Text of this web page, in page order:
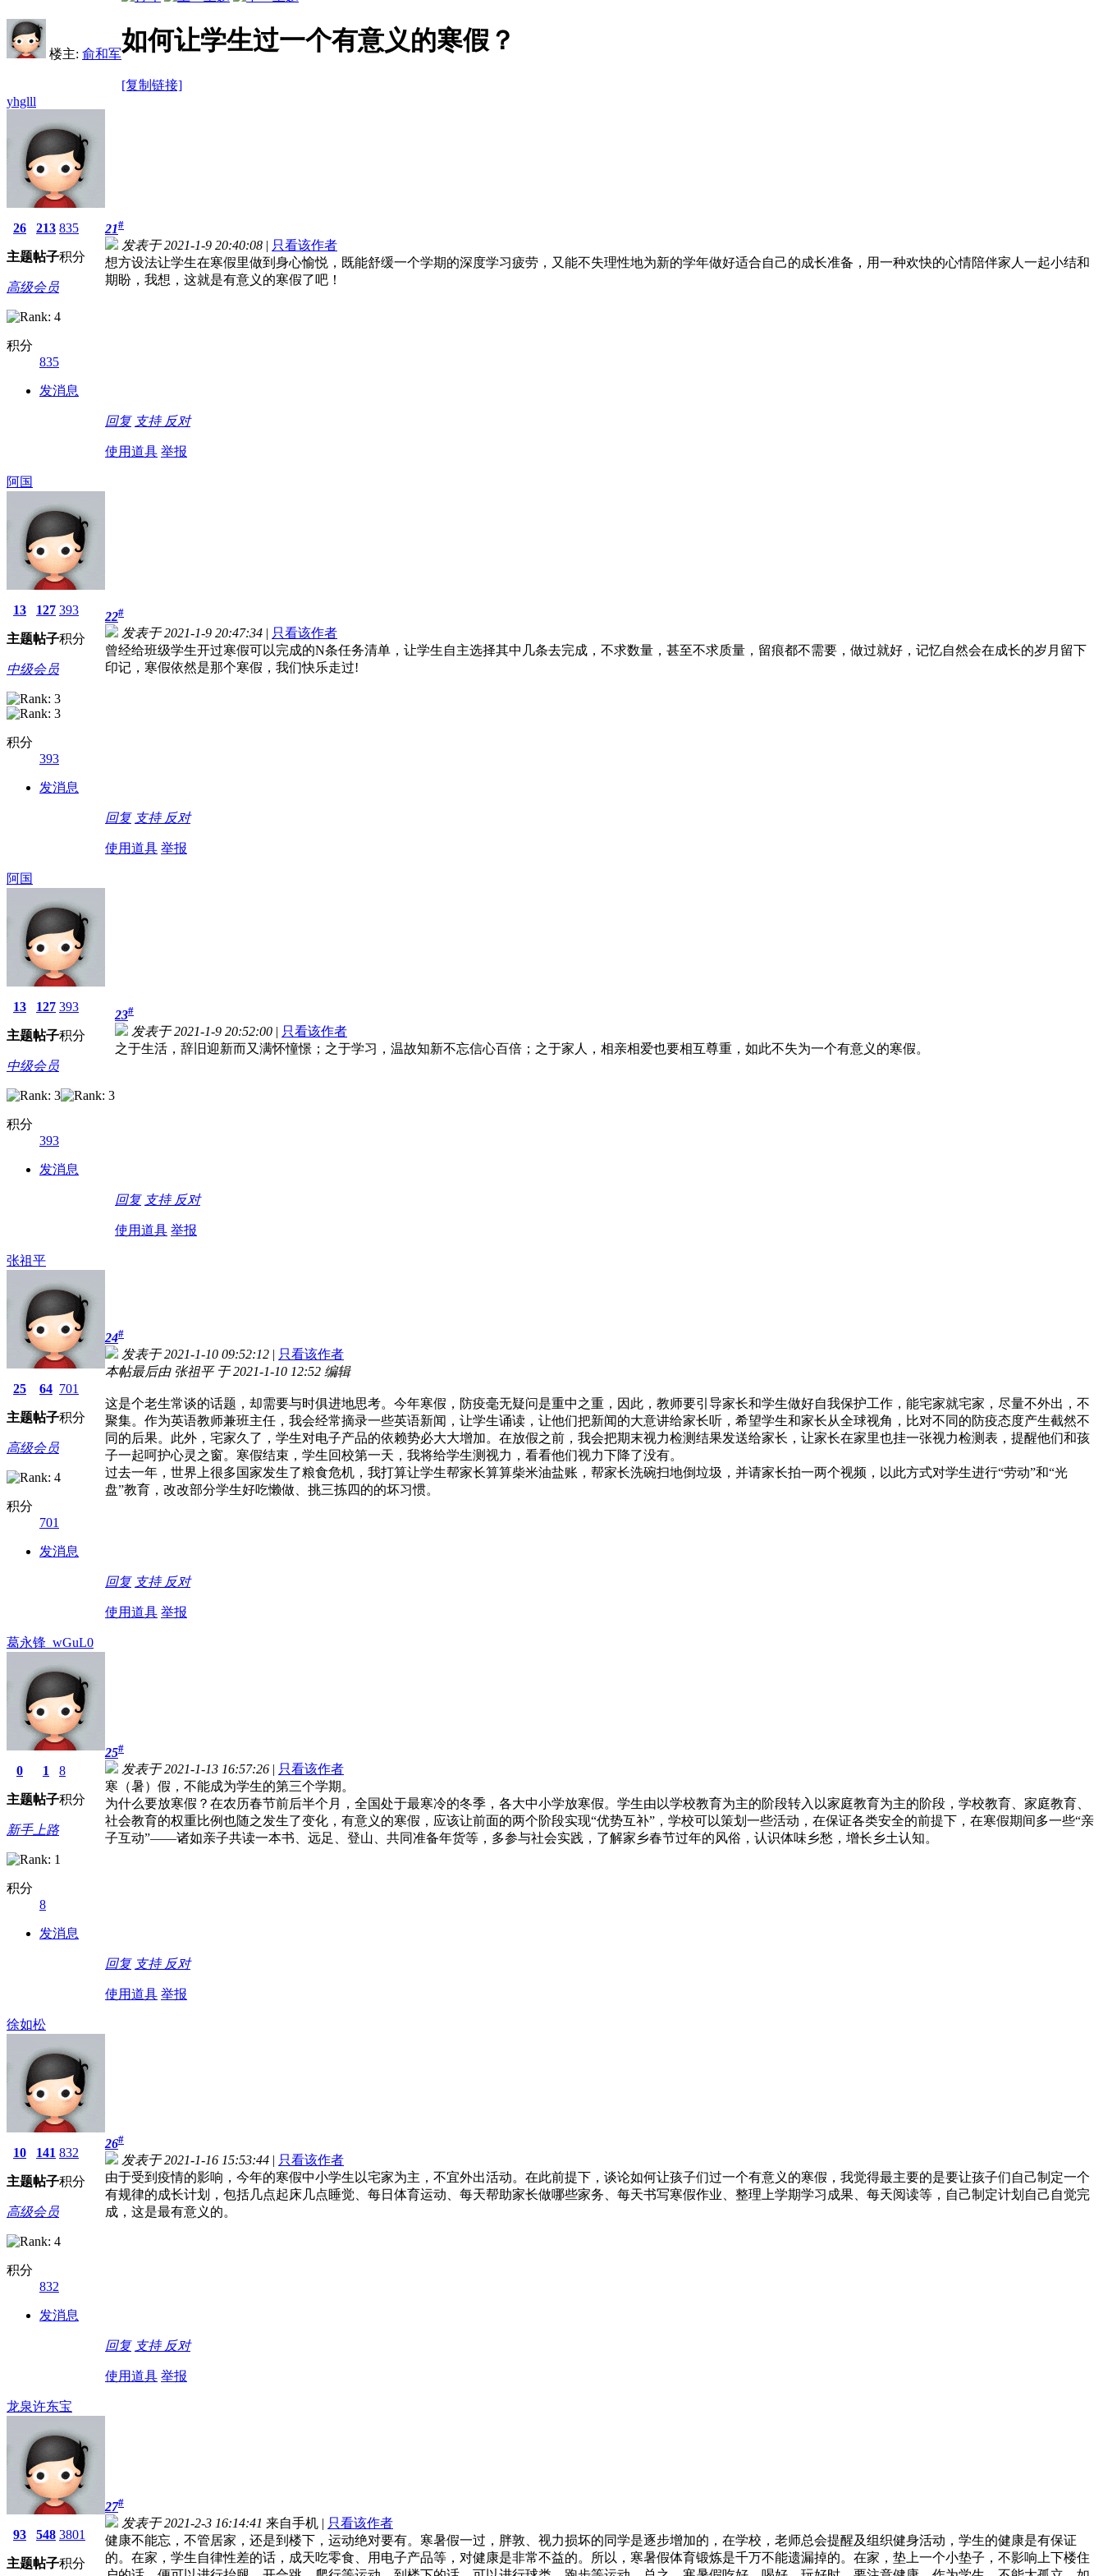
楼主: 俞和军如何让学生过一个有意义的寒假？
[复制链接]
yhglll
26
主题
213
帖子
835
积分
高级会员
积分
835
发消息
21#
发表于 2021-1-9 20:40:08 | 只看该作者
想方设法让学生在寒假里做到身心愉悦，既能舒缓一个学期的深度学习疲劳，又能不失理性地为新的学年做好适合自己的成长准备，用一种欢快的心情陪伴家人一起小结和
期盼，我想，这就是有意义的寒假了吧！
回复 支持 反对
使用道具 举报
阿国
13
主题
127
帖子
393
积分
中级会员
积分
393
发消息
22#
发表于 2021-1-9 20:47:34 | 只看该作者
曾经给班级学生开过寒假可以完成的N条任务清单，让学生自主选择其中几条去完成，不求数量，甚至不求质量，留痕都不需要，做过就好，记忆自然会在成长的岁月留下
印记，寒假依然是那个寒假，我们快乐走过!
回复 支持 反对
使用道具 举报
阿国
13
主题
127
帖子
393
积分
中级会员
积分
393
发消息
23#
发表于 2021-1-9 20:52:00 | 只看该作者
之于生活，辞旧迎新而又满怀憧憬；之于学习，温故知新不忘信心百倍；之于家人，相亲相爱也要相互尊重，如此不失为一个有意义的寒假。
回复 支持 反对
使用道具 举报
张祖平
25
主题
64
帖子
701
积分
高级会员
积分
701
发消息
24#
发表于 2021-1-10 09:52:12 | 只看该作者
本帖最后由 张祖平 于 2021-1-10 12:52 编辑
这是个老生常谈的话题，却需要与时俱进地思考。今年寒假，防疫毫无疑问是重中之重，因此，教师要引导家长和学生做好自我保护工作，能宅家就宅家，尽量不外出，不
聚集。作为英语教师兼班主任，我会经常摘录一些英语新闻，让学生诵读，让他们把新闻的大意讲给家长听，希望学生和家长从全球视角，比对不同的防疫态度产生截然不
同的后果。此外，宅家久了，学生对电子产品的依赖势必大大增加。在放假之前，我会把期末视力检测结果发送给家长，让家长在家里也挂一张视力检测表，提醒他们和孩
子一起呵护心灵之窗。寒假结束，学生回校第一天，我将给学生测视力，看看他们视力下降了没有。
过去一年，世界上很多国家发生了粮食危机，我打算让学生帮家长算算柴米油盐账，帮家长洗碗扫地倒垃圾，并请家长拍一两个视频，以此方式对学生进行“劳动”和“光
盘”教育，改改部分学生好吃懒做、挑三拣四的的坏习惯。
回复 支持 反对
使用道具 举报
葛永锋_wGuL0
0
主题
1
帖子
8
积分
新手上路
积分
8
发消息
25#
发表于 2021-1-13 16:57:26 | 只看该作者
寒（暑）假，不能成为学生的第三个学期。
为什么要放寒假？在农历春节前后半个月，全国处于最寒冷的冬季，各大中小学放寒假。学生由以学校教育为主的阶段转入以家庭教育为主的阶段，学校教育、家庭教育、
社会教育的权重比例也随之发生了变化，有意义的寒假，应该让前面的两个阶段实现“优势互补”，学校可以策划一些活动，在保证各类安全的前提下，在寒假期间多一些“亲
子互动”——诸如亲子共读一本书、远足、登山、共同准备年货等，多参与社会实践，了解家乡春节过年的风俗，认识体味乡愁，增长乡土认知。
回复 支持 反对
使用道具 举报
徐如松
10
主题
141
帖子
832
积分
高级会员
积分
832
发消息
26#
发表于 2021-1-16 15:53:44 | 只看该作者
由于受到疫情的影响，今年的寒假中小学生以宅家为主，不宜外出活动。在此前提下，谈论如何让孩子们过一个有意义的寒假，我觉得最主要的是要让孩子们自己制定一个
有规律的成长计划，包括几点起床几点睡觉、每日体育运动、每天帮助家长做哪些家务、每天书写寒假作业、整理上学期学习成果、每天阅读等，自己制定计划自己自觉完
成，这是最有意义的。
回复 支持 反对
使用道具 举报
龙泉许东宝
93
主题
548
帖子
3801
积分
27#
发表于 2021-2-3 16:14:41 来自手机 | 只看该作者
健康不能忘，不管居家，还是到楼下，运动绝对要有。寒暑假一过，胖敦、视力损坏的同学是逐步增加的，在学校，老师总会提醒及组织健身活动，学生的健康是有保证
的。在家，学生自律性差的话，成天吃零食、用电子产品等，对健康是非常不益的。所以，寒暑假体育锻炼是千万不能遗漏掉的。在家，垫上一个小垫子，不影响上下楼住